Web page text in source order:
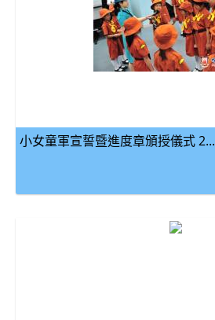
小女童軍宣誓暨進度章頒授儀式 2...